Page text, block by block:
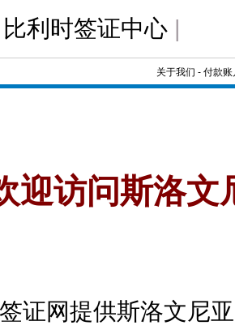
比利时签证中心 |
关于我们 - 付款账
迎访问斯洛文
证网提供斯洛文尼